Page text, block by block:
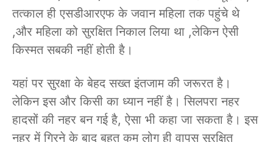
तत्काल ही एसडीआरएफ के जवान महिला तक पहुंचे थे
,और महिला को सुरक्षित निकाल लिया था ,लेकिन ऐसी
किस्मत सबकी नहीं होती है।
यहां पर सुरक्षा के बेहद सख्त इंतजाम की जरूरत है।
लेकिन इस और किसी का ध्यान नहीं है। सिलपरा नहर
हादसों की नहर बन गई है, ऐसा भी कहा जा सकता है। इस
नहर में गिरने के बाद बहुत कम लोग ही वापस सुरक्षित